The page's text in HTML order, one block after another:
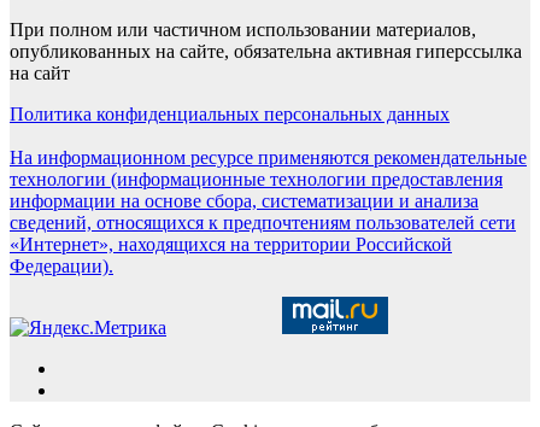
При полном или частичном использовании материалов,
опубликованных на сайте, обязательна активная гиперссылка
на сайт
Политика конфиденциальных персональных данных
На информационном ресурсе применяются рекомендательные
технологии (информационные технологии предоставления
информации на основе сбора, систематизации и анализа
сведений, относящихся к предпочтениям пользователей сети
«Интернет», находящихся на территории Российской
Федерации).